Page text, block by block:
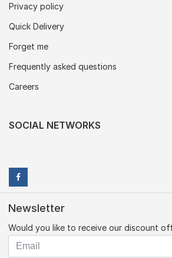
Privacy policy
Quick Delivery
Forget me
Frequently asked questions
Careers
SOCIAL NETWORKS
Newsletter
Would you like to receive our discount